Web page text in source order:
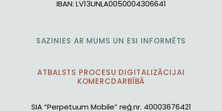
IBAN: LV13UNLA0050004306641
SAZINIES AR MUMS UN ESI INFORMĒTS
ATBALSTS PROCESU DIGITALIZĀCIJAI
KOMERCDARBĪBĀ
SIA “Perpetuum Mobile” reģ.nr. 40003676421